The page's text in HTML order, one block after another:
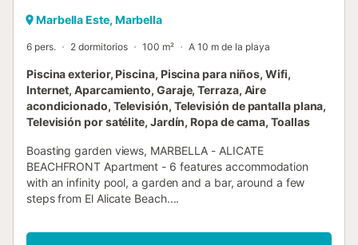
Marbella Este, Marbella
6 pers. 2 dormitorios 100 m² A 10 m de la playa
Piscina exterior, Piscina, Piscina para niños, Wifi,
Internet, Aparcamiento, Garaje, Terraza, Aire
acondicionado, Televisión, Televisión de pantalla plana,
Televisión por satélite, Jardín, Ropa de cama, Toallas
Boasting garden views, MARBELLA - ALICATE
BEACHFRONT Apartment - 6 features accommodation
with an infinity pool, a garden and a bar, around a few
steps from El Alicate Beach....